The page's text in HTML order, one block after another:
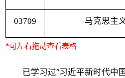
03709 马克思主
已学习过“习近平新时代中